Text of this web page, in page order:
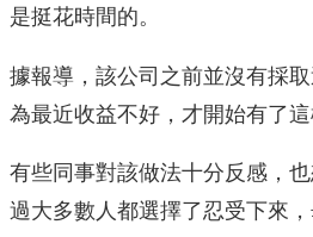
是挺花時間的。
據報導，該公司之前並沒有採
為最近收益不好，才開始有了這
有些同事對該做法十分反感，
過大多數人都選擇了忍受下來，